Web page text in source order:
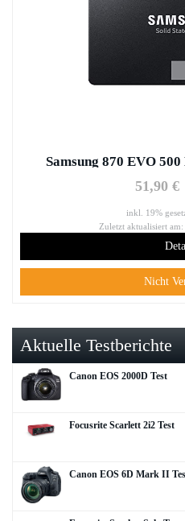
Samsung 870 EVO
51,90 €
inkl. 19%
Zuletzt aktualisiert
Nicht
Aktuelle Testberichte
Canon EOS 2000D Test
Focusrite Scarlett 2i2 Test
Canon EOS 6D Mark II